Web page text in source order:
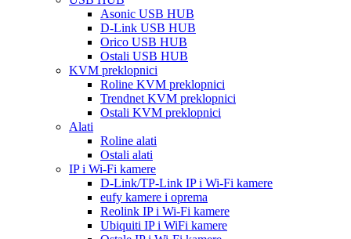
Asonic USB HUB
D-Link USB HUB
Orico USB HUB
Ostali USB HUB
KVM preklopnici
Roline KVM preklopnici
Trendnet KVM preklopnici
Ostali KVM preklopnici
Alati
Roline alati
Ostali alati
IP i Wi-Fi kamere
D-Link/TP-Link IP i Wi-Fi kamere
eufy kamere i oprema
Reolink IP i Wi-Fi kamere
Ubiquiti IP i WiFi kamere